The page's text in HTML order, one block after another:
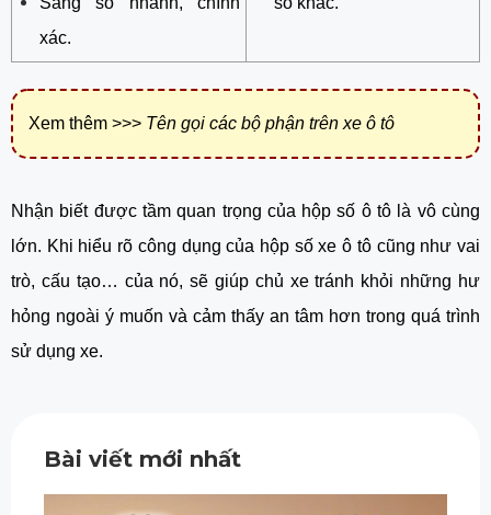
xác.
Xem thêm >>> Tên gọi các bộ phận trên xe ô tô
Nhận biết được tầm quan trọng của hộp số ô tô là vô cùng
lớn. Khi hiểu rõ công dụng của hộp số xe ô tô cũng như vai
trò, cấu tạo… của nó, sẽ giúp chủ xe tránh khỏi những hư
hỏng ngoài ý muốn và cảm thấy an tâm hơn trong quá trình
sử dụng xe.
Bài viết mới nhất